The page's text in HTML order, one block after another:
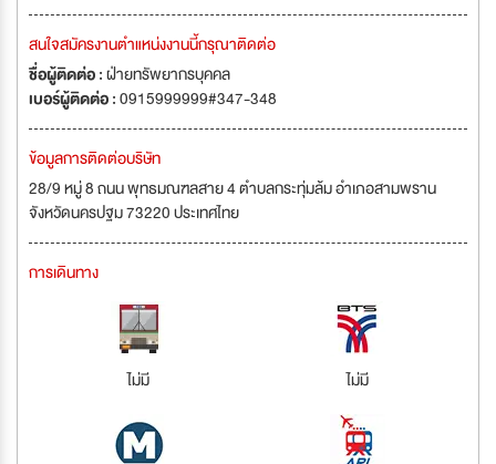
สนใจสมัครงานตำแหน่งงานนี้กรุณาติดต่อ
ชื่อผู้ติดต่อ :ฝ่ายทรัพยากรบุคคล
เบอร์ผู้ติดต่อ :0915999999#347-348
ข้อมูลการติดต่อบริษัท
28/9 หมู่ 8 ถนน พุทธมณฑลสาย 4 ตำบลกระทุ่มล้ม อำเภอสามพราน
จังหวัดนครปฐม 73220 ประเทศไทย
การเดินทาง
ไม่มี ไม่มี